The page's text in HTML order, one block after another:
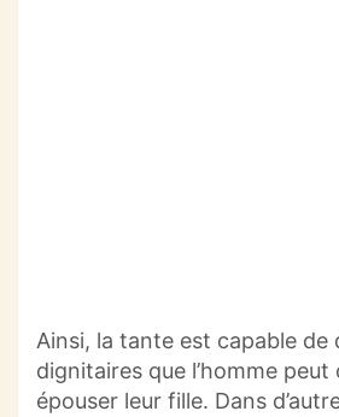
Ainsi, la tante est capable de
dignitaires que l’homme peut
épouser leur fille. Dans